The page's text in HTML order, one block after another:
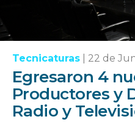
Tecnicaturas 22 de
Egresaron 4
Productores y
Radio y